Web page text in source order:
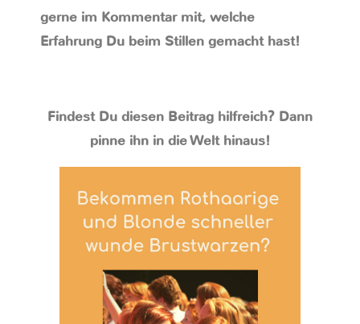
gerne im Kommentar mit, welche
Erfahrung Du beim Stillen gemacht hast!
Findest Du diesen Beitrag hilfreich? Dann
pinne ihn in die Welt hinaus!